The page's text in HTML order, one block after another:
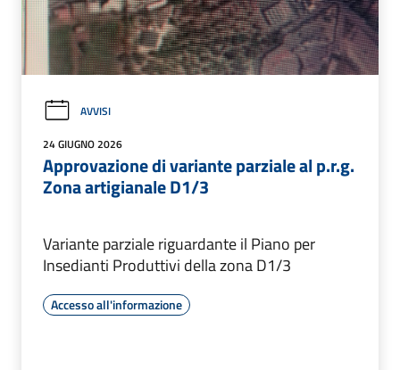
AVVISI
24 GIUGNO 2026
Approvazione di variante parziale al p.r.g.
Zona artigianale D1/3
Variante parziale riguardante il Piano per
Insedianti Produttivi della zona D1/3
Accesso all'informazione